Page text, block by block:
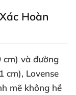
Hoàn
cm) và đường
cm), Lovense
mẽ không hề